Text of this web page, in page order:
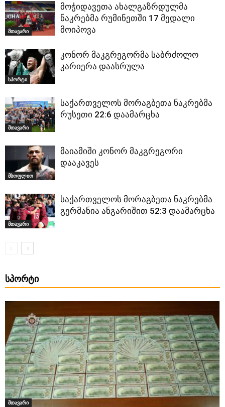
მთავარი
მოჭიდავეთა ახალგაზრდულმა
ნაკრებმა რუმინეთში 17 მედალი
მოიპოვა
სპორტი
კონორ მაკგრეგორმა საბრძოლო
კარიერა დაასრულა
მთავარი
საქართველოს მორაგბეთა ნაკრებმა
რუსეთი 22:6 დაამარცხა
მსოფლიო
მაიამიში კონორ მაკგრეგორი
დააკავეს
მთავარი
საქართველოს მორაგბეთა ნაკრებმა
გერმანია ანგარიშით 52:3 დაამარცხა
ᲡᲞᲝᲠᲢᲘ
მთავარი